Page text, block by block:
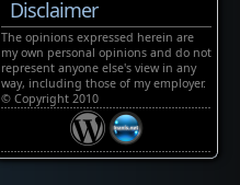
Disclaimer
The opinions expressed herein are
my own personal opinions and do not
represent anyone else's view in any
way, including those of my employer.
© Copyright 2010